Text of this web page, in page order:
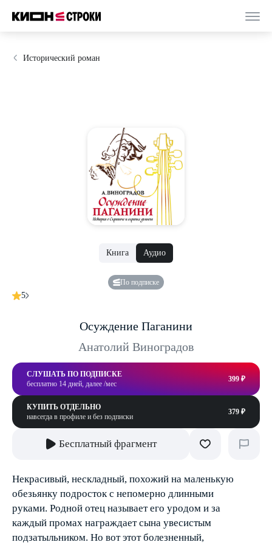
Исторический роман
Книга Аудио
По подписке
5
Осуждение Паганини
Анатолий Виноградов
СЛУШАТЬ ПО ПОДПИСКЕ
бесплатно 14 дней, далее /мес
399 ₽
КУПИТЬ ОТДЕЛЬНО
навсегда в профиле и без подписки
379 ₽
Бесплатный фрагмент
Некрасивый, нескладный, похожий на маленькую
обезьянку подросток с непомерно длинными
руками. Родной отец называет его уродом и за
каждый промах награждает сына увесистым
подзатыльником. Но вот этот болезненный,